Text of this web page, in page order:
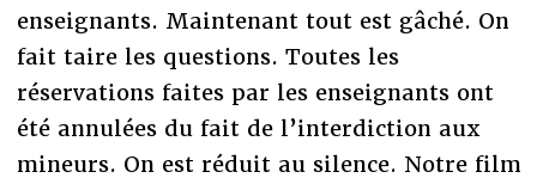
enseignants. Maintenant tout est gâché. On
fait taire les questions. Toutes les
réservations faites par les enseignants ont
été annulées du fait de l’interdiction aux
mineurs. On est réduit au silence. Notre film